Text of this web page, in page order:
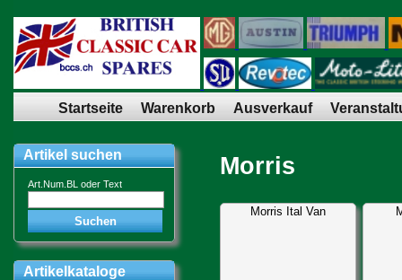
Morris
Morris Ital Van
Artikel suchen
Art.Num.BL oder Text
Artikelkataloge
Startseite Warenkorb Ausverkauf